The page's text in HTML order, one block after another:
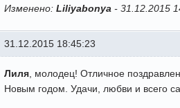
Изменено: Liliyabonya - 31.12.2015
31.12.2015 18:45:23
Лиля, молодец! Отличное
Новым годом. Удачи, любви и всего